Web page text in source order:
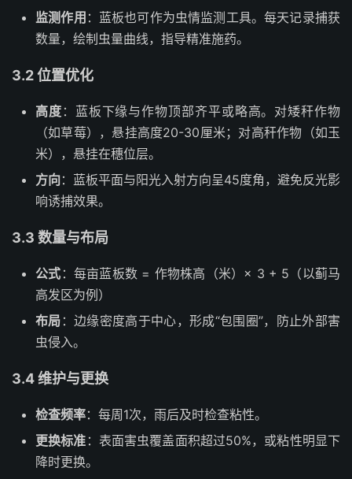
监测作用 ：蓝板也可作为虫情监测工具。每天记录捕获
数量，绘制虫量曲线，指导精准施药。
3.2 位置优化
高度 ：蓝板下缘与作物顶部齐平或略高。对矮秆作物
（如草莓），悬挂高度20-30厘米；对高秆作物（如玉
米），悬挂在穗位层。
方向：蓝板平面与阳光入射方向呈45度角，避免反光影
响诱捕效果。
3.3 数量与布局
公式 ：每亩蓝板数 = 作物株高（米）× 3 + 5（以蓟马
高发区为例）
布局 ：边缘密度高于中心，形成“包围圈”，防止外部害
虫侵入。
3.4 维护与更换
检查频率：每周1次，雨后及时检查粘性。
更换标准 ：表面害虫覆盖面积超过50%，或粘性明显下
降时更换。